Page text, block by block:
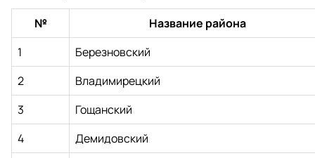
№
Название района
1
Березновский
2
Владимирецкий
3
Гощанский
4
Демидовский